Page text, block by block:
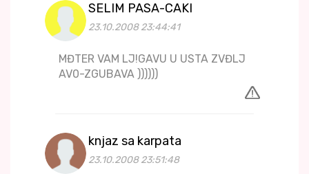
SELIM PASA-CAKI
23.10.2008 23:44:41
MĐTER VAM LJ!GAVU U USTA ZVĐLJ
AV0-ZGUBAVA ))))))
knjaz sa karpata
23.10.2008 23:51:48